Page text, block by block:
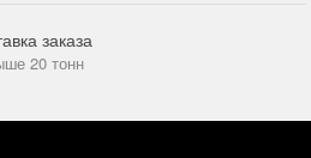
заказа
20 тонн